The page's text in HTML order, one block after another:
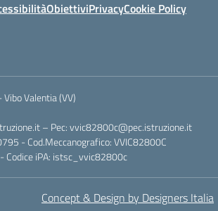
ObiettiviPrivacyCookie Policy
Valentia (VV)
– Pec: vvic82800c@pec.istruzione.it
- Cod.Meccanografico: VVIC82800C
Codice iPA: istsc_vvic82800c
Concept & Design by Designers Italia